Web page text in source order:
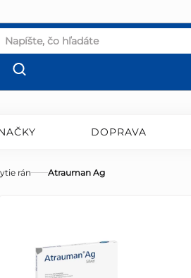
DOPRAVA
rán Atrauman Ag